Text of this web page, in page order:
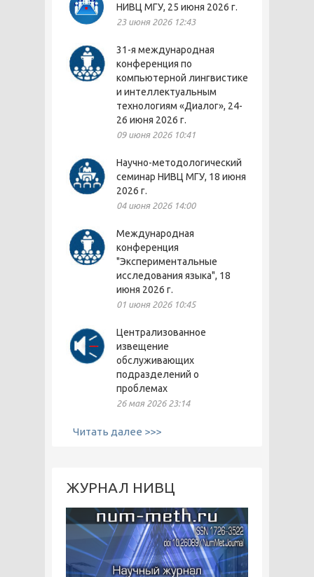
НИВЦ МГУ, 25 июня 2026 г.
23 июня 2026 12:43
31-я международная
конференция по
компьютерной лингвистике
и интеллектуальным
технологиям «Диалог», 24-
26 июня 2026 г.
09 июня 2026 10:41
Научно-методологический
семинар НИВЦ МГУ, 18 июня
2026 г.
04 июня 2026 14:00
Международная
конференция
"Экспериментальные
исследования языка", 18
июня 2026 г.
01 июня 2026 10:45
Централизованное
извещение
обслуживающих
подразделений о
проблемах
26 мая 2026 23:14
Читать далее >>>
ЖУРНАЛ НИВЦ